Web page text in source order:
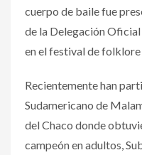
cuerpo de baile fue
de la Delegación
en el festival de folklore
Recientemente han
Sudamericano de
del Chaco donde
campeón en adultos,